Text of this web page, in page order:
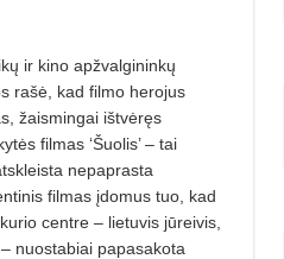
ir kino apžvalgininkų
rašė, kad filmo herojus
žaismingai ištvėręs
filmas ‘Šuolis’ – tai
nepaprasta
filmas įdomus tuo, kad
centre – lietuvis jūreivis,
– nuostabiai papasakota